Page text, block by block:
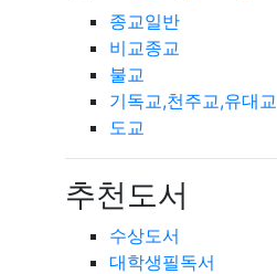
종교일반
비교종교
불교
기독교,천주교,유대교
도교
추천도서
수상도서
대학생필독서